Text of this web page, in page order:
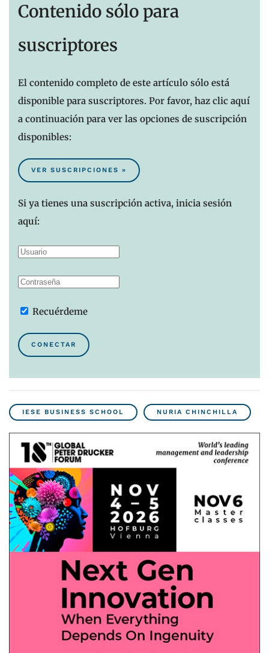
Contenido sólo para
suscriptores
El contenido completo de este artículo sólo está
disponible para suscriptores. Por favor, haz clic aquí
a continuación para ver las opciones de suscripción
disponibles:
VER SUSCRIPCIONES »
Si ya tienes una suscripción activa, inicia sesión
aquí:
Recuérdeme
CONECTAR
IESE BUSINESS SCHOOL NURIA CHINCHILLA